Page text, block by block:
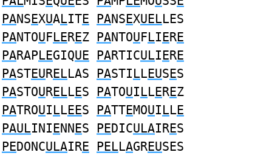
PANSEXUALITE PANSEXUELLES
PANTOUFLEREZ PANTOUFLIERE
PARAPLEGIQUE PARTICULIERE
PASTEURELLAS PASTILLEUSES
PASTOURELLES PATOUILLEREZ
PATROUILLEES PATTEMOUILLE
PAULINIENNES PEDICULAIRES
PEDONCULAIRE PELLAGREUSES